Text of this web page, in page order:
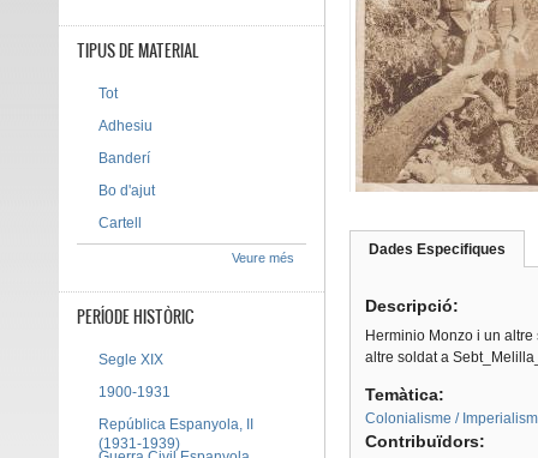
Dades Especifiques
Descripció:
Herminio Monzo i un
altre soldat a
Temàtica:
Colonialisme /
Contribuïdors:
TIPUS DE MATERIAL
Tot
Adhesiu
Banderí
Bo d'ajut
Cartell
Veure més
PERÍODE HISTÒRIC
Segle XIX
1900-1931
República Espanyola, II
(1931-1939)